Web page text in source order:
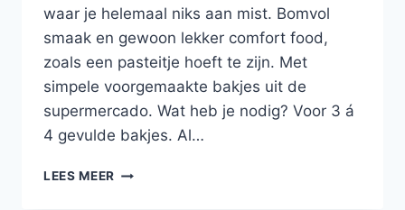
waar je helemaal niks aan mist. Bomvol
smaak en gewoon lekker comfort food,
zoals een pasteitje hoeft te zijn. Met
simpele voorgemaakte bakjes uit de
supermercado. Wat heb je nodig? Voor 3 á
4 gevulde bakjes. Al…
LEES MEER VEGETARISCH